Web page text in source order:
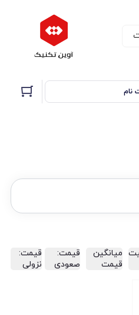
نام
میانگین
قیمت
قیمت:
صعودی
قیمت:
نزولی